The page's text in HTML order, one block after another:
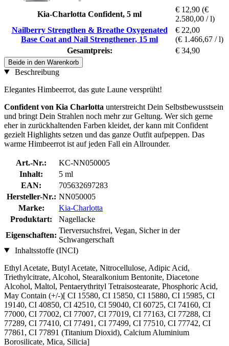
Kia-Charlotta Confident, 5 ml
€ 12,90 (€
2.580,00 / l)
Nailberry Strengthen & Breathe Oxygenated
Base Coat and Nail Strengthener, 15 ml
€ 22,00
(€ 1.466,67 / l)
Gesamtpreis:
€ 34,90
Beide in den Warenkorb
Beschreibung
Elegantes Himbeerrot, das gute Laune versprüht!
Confident von Kia Charlotta unterstreicht Dein Selbstbewusstsein
und bringt Dein Strahlen noch mehr zur Geltung. Wer sich gerne
eher in zurückhaltenden Farben kleidet, der kann mit Confident
gezielt Highlights setzen und das ganze Outfit aufpeppen. Das
warme Himbeerrot ist auf jeden Fall ein Allrounder.
Art.-Nr.:
KC-NN050005
Inhalt:
5 ml
EAN:
705632697283
Hersteller-Nr.: NN050005
Marke:
Kia-Charlotta
Produktart:
Nagellacke
Eigenschaften:
Tierversuchsfrei, Vegan, Sicher in der
Schwangerschaft
Inhaltsstoffe (INCI)
Ethyl Acetate, Butyl Acetate, Nitrocellulose, Adipic Acid,
Triethylcitrate, Alcohol, Stearalkonium Bentonite, Diacetone
Alcohol, Maltol, Pentaerythrityl Tetraisostearate, Phosphoric Acid,
May Contain (+/-)[ CI 15580, CI 15850, CI 15880, CI 15985, CI
19140, CI 40850, CI 42510, CI 59040, CI 60725, CI 74160, CI
77000, CI 77002, CI 77007, CI 77019, CI 77163, CI 77288, CI
77289, CI 77410, CI 77491, CI 77499, CI 77510, CI 77742, CI
77861, CI 77891 (Titanium Dioxid), Calcium Aluminium
Borosilicate, Mica, Silicia]